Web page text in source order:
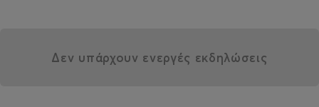
Δεν υπάρχουν ενεργές εκδηλώσεις